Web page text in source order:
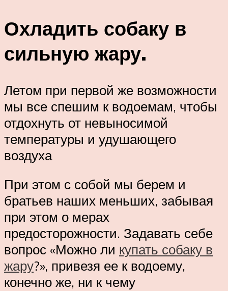
Охладить собаку в
сильную жару.
Летом при первой же возможности
мы все спешим к водоемам, чтобы
отдохнуть от невыносимой
температуры и удушающего
воздуха
При этом с собой мы берем и
братьев наших меньших, забывая
при этом о мерах
предосторожности. Задавать себе
вопрос «Можно ли купать собаку в
жару?», привезя ее к водоему,
конечно же, ни к чему